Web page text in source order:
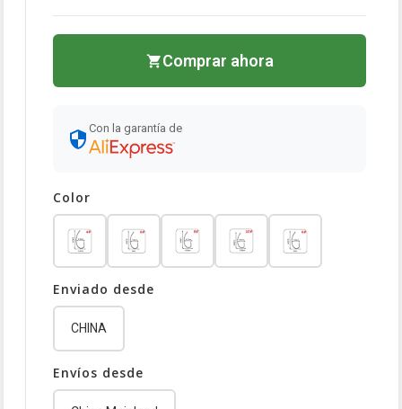
Comprar ahora
Con la garantía de
Color
Enviado desde
CHINA
Envíos desde